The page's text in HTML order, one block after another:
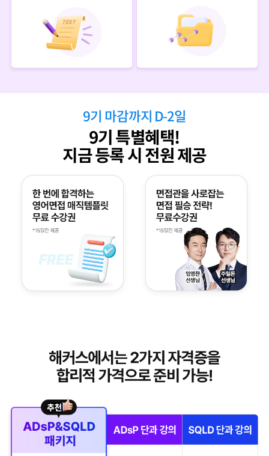
9기 마감까지 D-2일
9기 특별혜택!
지금 등록 시 전원 제공